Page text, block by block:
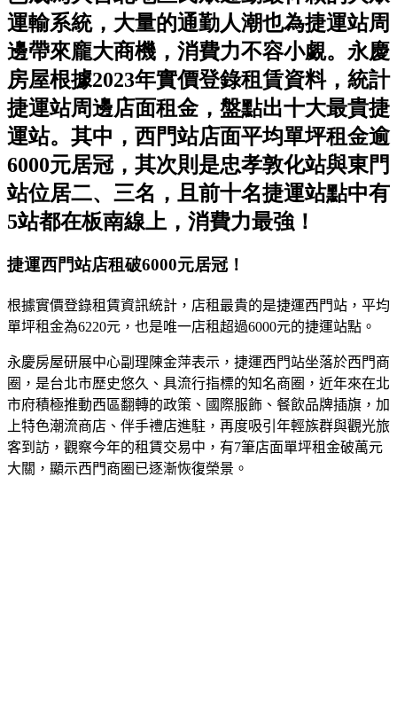
運輸系統，大量的通勤人潮也為捷運站周
邊帶來龐大商機，消費力不容小覷。永慶
房屋根據2023年實價登錄租賃資料，統計
捷運站周邊店面租金，盤點出十大最貴捷
運站。其中，西門站店面平均單坪租金逾
6000元居冠，其次則是忠孝敦化站與東門
站位居二、三名，且前十名捷運站點中有
5站都在板南線上，消費力最強！
捷運西門站店租破6000元居冠！
根據實價登錄租賃資訊統計，店租最貴的是捷運西門站，平均
單坪租金為6220元，也是唯一店租超過6000元的捷運站點 。
永慶房屋研展中心副理陳金萍表示，捷運西門站坐落於西門商
圈 ， 是台北市歷史悠久、具流行指標的知名商圈，近年來在北
市府積極推動西區翻轉的政策、國際服飾、餐飲品牌插旗，加
上特色潮流商店、伴手禮店進駐，再度吸引年輕族群與觀光旅
客到訪 ， 觀察今年的租賃交易中，有7筆店面單坪租金破萬元
大關，顯示西門商圈已逐漸恢復榮景 。